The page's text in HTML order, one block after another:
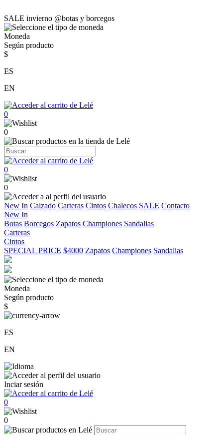
SALE invierno @botas y borcegos
Moneda
Según producto
$
ES
EN
0
0
0
0
New In Calzado Carteras Cintos Chalecos SALE Contacto
New In
Botas Borcegos Zapatos Championes Sandalias
Carteras
Cintos
SPECIAL PRICE $4000 Zapatos Championes Sandalias
Moneda
Según producto
$
ES
EN
Inciar sesión
0
0